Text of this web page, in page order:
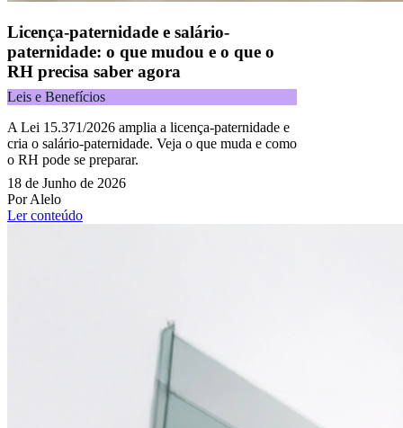
Licença-paternidade e salário-
paternidade: o que mudou e o que o
RH precisa saber agora
Leis e Benefícios
A Lei 15.371/2026 amplia a licença-paternidade e
cria o salário-paternidade. Veja o que muda e como
o RH pode se preparar.
18 de Junho de 2026
Por Alelo
Ler conteúdo